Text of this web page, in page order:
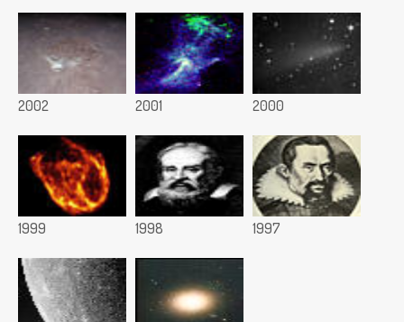
2002 2001 2000
1999 1998 1997